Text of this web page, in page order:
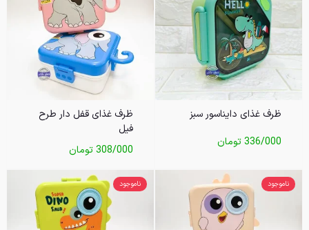
ظرف غذای دایناسور سبز
336/000تومان
ظرف غذای قفل دار طرح
فیل
308/000تومان
ناموجود ناموجود